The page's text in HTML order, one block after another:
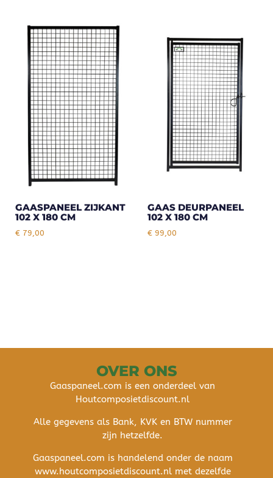
GAASPANEEL ZIJKANT
102 X 180 CM
€ 79,00
GAAS DEURPANEEL
102 X 180 CM
€99,00
OVER ONS
Gaaspaneel.com is een onderdeel van
Houtcomposietdiscount.nl
Alle gegevens als Bank, KVK en BTW nummer
zijn hetzelfde.
Gaaspaneel.com is handelend onder de naam
www.houtcomposietdiscount.nl met dezelfde